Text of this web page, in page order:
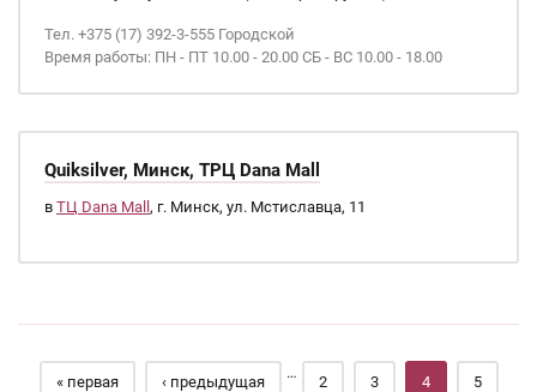
Тел. +375 (17) 392-3-555 Городской
Время работы: ПН - ПТ 10.00 - 20.00 СБ - ВС 10.00 - 18.00
Quiksilver, Минск, ТРЦ Dana Mall
в ТЦ Dana Mall , г. Минск, ул. Мстиславца, 11
Страницы
« первая ‹ предыдущая
…
2 3 4 5